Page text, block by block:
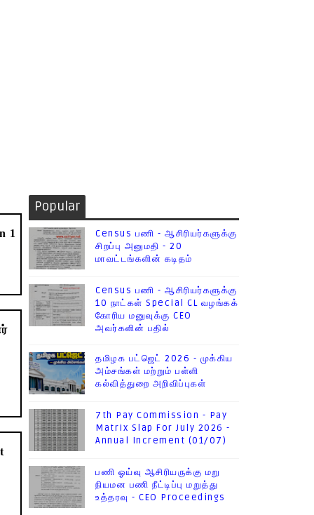
1
Popular
Census பணி - ஆசிரியர்களுக்கு
சிறப்பு அனுமதி - 20
மாவட்டங்களின் கடிதம்
Census பணி - ஆசிரியர்களுக்கு
10 நாட்கள் Special CL வழங்கக்
கோரிய மனுவுக்கு CEO
அவர்களின் பதில்
தமிழக பட்ஜெட் 2026 - முக்கிய
அம்சங்கள் மற்றும் பள்ளி
கல்வித்துறை அறிவிப்புகள்
7th Pay Commission - Pay
Matrix Slap For July 2026 -
Annual Increment (01/07)
பணி ஓய்வு ஆசிரியருக்கு மறு
நியமன பணி நீட்டிப்பு மறுத்து
உத்தரவு - CEO Proceedings